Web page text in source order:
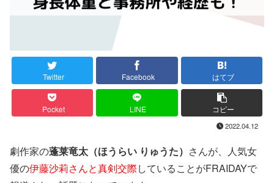
Twitter Facebook はてブ
Pocket LINE コピー
2022.04.12
劇作家の蓬莱竜太（ほうらい りゅうた） さんが、人気女
優の伊藤沙莉さんと真剣交際していることがFRAIDAYで